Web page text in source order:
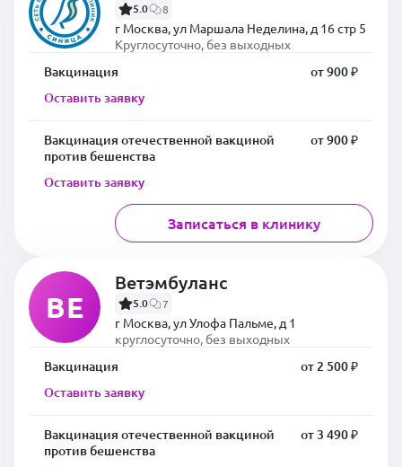
5.0 8
г Москва, ул Маршала Неделина, д 16 стр 5
Круглосуточно, без выходных
Вакцинация
от 900 ₽
Оставить заявку
Вакцинация отечественной вакциной
против бешенства
от 900 ₽
Оставить заявку
Записаться в клинику
ВЕ
Ветэмбуланс
5.0 7
г Москва, ул Улофа Пальме, д 1
круглосуточно, без выходных
Вакцинация
от 2 500 ₽
Оставить заявку
Вакцинация отечественной вакциной
против бешенства
от 3 490 ₽